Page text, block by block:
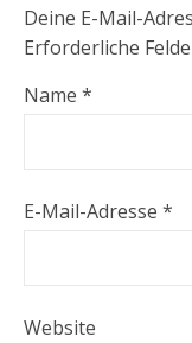
Deine E-Mail-
Erforderliche
Name *
E-Mail-Adresse *
Website